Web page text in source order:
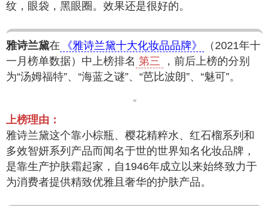
纹，眼袋，黑眼圈。效果还是很好的。
雅诗兰黛在 《雅诗兰黛十大化妆品品牌》
（2021年十
一月榜单数据）中上榜排名 第三
，前后上榜的分别
为“汤姆福特”、“海蓝之谜”、“芭比波朗”、“魅可”。
上榜理由：
雅诗兰黛这个靠小棕瓶、樱花精粹水、红石榴系列和
多效智妍系列产品而闻名于世的世界知名化妆品牌，
是靠生产护肤霜起家，自1946年成立以来始终致力于
为消费者提供精致优雅且奢华的护肤产品。